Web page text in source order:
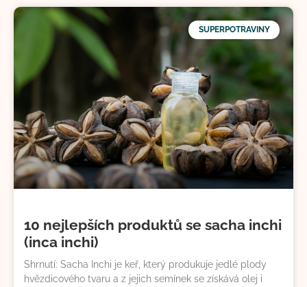
SUPERPOTRAVINY
10 nejlepších produktů se sacha inchi
(inca inchi)
Shrnutí: Sacha Inchi je keř, který produkuje jedlé plody
hvězdicového tvaru a z jejich semínek se získává olej i